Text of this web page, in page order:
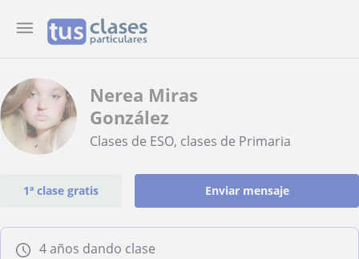
Nerea Miras
González
Clases de ESO, clases de Primaria
1ª clase gratis Enviar mensaje
4 años dando clase